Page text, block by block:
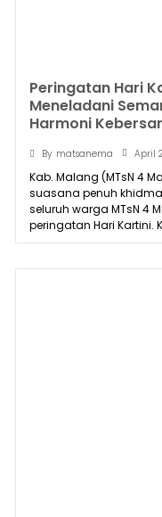
Peringatan Hari
Meneladani
Harmoni
By matsanema April
Kab. Malang (MTsN 4
suasana penuh
seluruh warga MTsN 4
peringatan Hari Kartini.